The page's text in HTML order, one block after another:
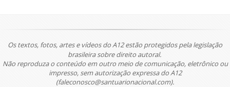
Os textos, fotos, artes e vídeos do A12 estão protegidos pela legislação
brasileira sobre direito autoral.
Não reproduza o conteúdo em outro meio de comunicação, eletrônico ou
impresso, sem autorização expressa do A12
(faleconosco@santuarionacional.com).